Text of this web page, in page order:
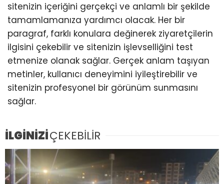
sitenizin içeriğini gerçekçi ve anlamlı bir şekilde
tamamlamanıza yardımcı olacak. Her bir
paragraf, farklı konulara değinerek ziyaretçilerin
ilgisini çekebilir ve sitenizin işlevselliğini test
etmenize olanak sağlar. Gerçek anlam taşıyan
metinler, kullanıcı deneyimini iyileştirebilir ve
sitenizin profesyonel bir görünüm sunmasını
sağlar.
İLGİNİZİÇEKEBİLİR